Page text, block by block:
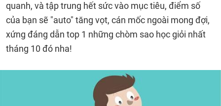
quanh, và tập trung hết sức vào mục tiêu, điểm số
của bạn sẽ "auto" tăng vọt, cán mốc ngoài mong đợi,
xứng đáng dẫn top 1 những chòm sao học giỏi nhất
tháng 10 đó nha!